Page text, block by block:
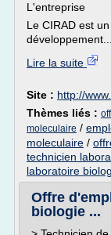
L'entreprise
Le CIRAD est
développement...
Lire la suite
Site : http://
Thèmes liés :
moleculaire /
moleculaire /
technicien
laboratoire
Offre
biologie ...